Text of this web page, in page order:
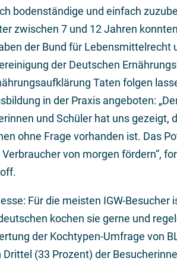
bodenständige und einfach
zwischen 7 und 12 Jahren
der Bund für Lebensmittelrecht
der Deutschen
Taten folgen
in der Praxis angeboten:
und Schüler hat uns gezeigt,
ohne Frage vorhanden ist. Das
von morgen fördern“,
Für die meisten IGW-Besucher
kochen sie gerne und
der Kochtypen-Umfrage von
(33 Prozent) der